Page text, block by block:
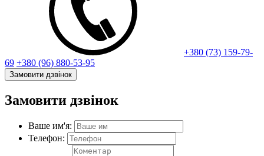
+380 (73) 159-79-
69 +380 (96) 880-53-95
Замовити дзвінок
Замовити дзвінок
Ваше им'я:
Телефон: